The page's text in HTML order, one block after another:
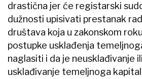
drastična jer će registarski
dužnosti upisivati prestanak
društava koja u zakonskom
postupke usklađenja
naglasiti i da je neusklađivanje
usklađivanje temeljnoga